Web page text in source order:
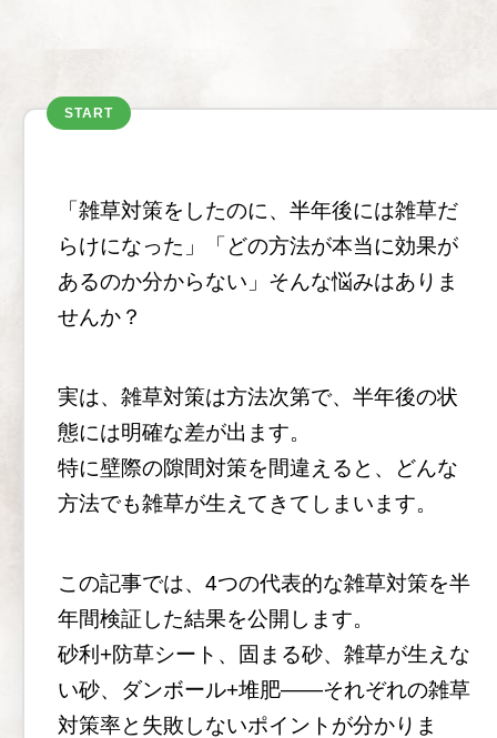
START
「雑草対策をしたのに、半年後には雑草だ
らけになった」「どの方法が本当に効果が
あるのか分からない」そんな悩みはありま
せんか？
実は、雑草対策は方法次第で、半年後の状
態には明確な差が出ます。
特に壁際の隙間対策を間違えると、どんな
方法でも雑草が生えてきてしまいます。
この記事では、4つの代表的な雑草対策を半
年間検証した結果を公開します。
砂利+防草シート、固まる砂、雑草が生えな
い砂、ダンボール+堆肥——それぞれの雑草
対策率と失敗しないポイントが分かりま